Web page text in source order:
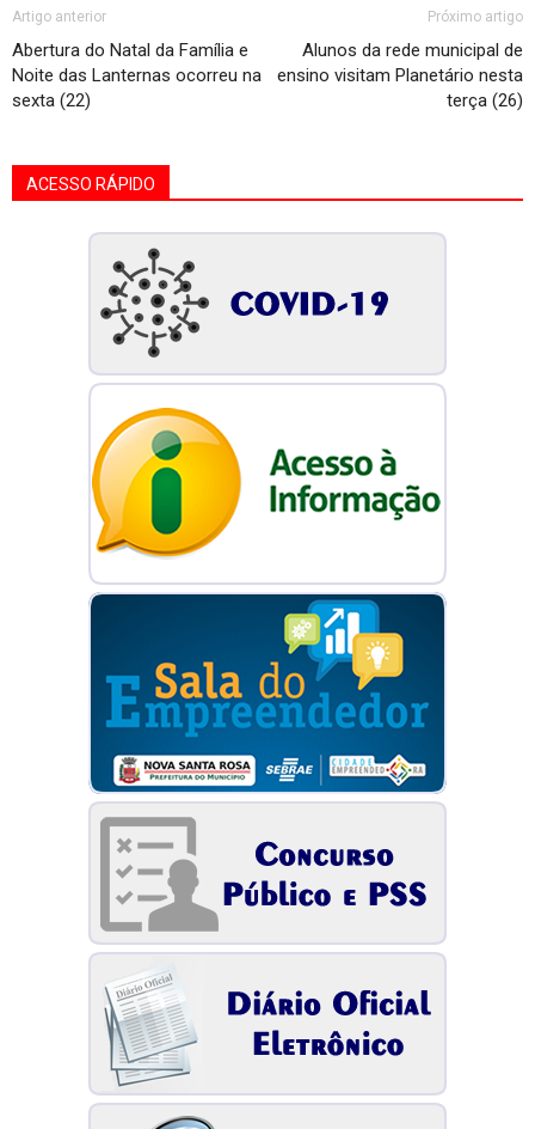
Artigo anterior
Abertura do Natal da Família e
Noite das Lanternas ocorreu na
sexta (22)
Próximo artigo
Alunos da rede municipal de
ensino visitam Planetário nesta
terça (26)
ACESSO RÁPIDO